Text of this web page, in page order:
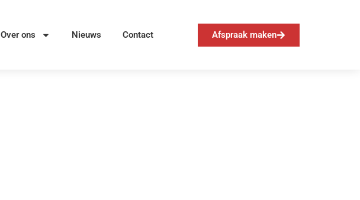
Over ons Nieuws Contact Afspraak maken